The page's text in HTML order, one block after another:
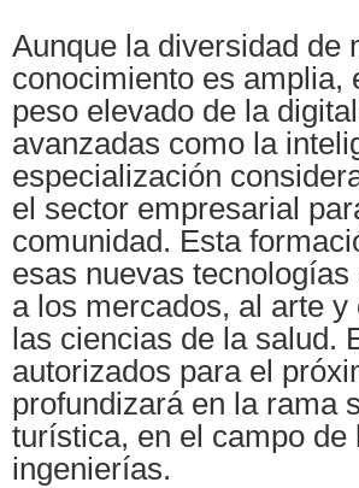
Aunque la diversidad de
conocimiento es amplia,
peso elevado de la
avanzadas como la
especialización
el sector empresarial
comunidad. Esta
esas nuevas
a los mercados, al arte
las ciencias de la salud.
autorizados para el
profundizará en la rama
turística, en el campo
ingenierías.